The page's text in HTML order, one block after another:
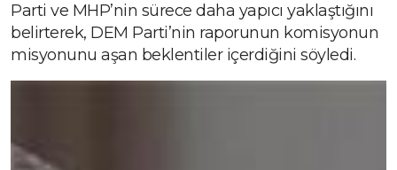
Parti ve MHP’nin sürece daha yapıcı yaklaştığını
belirterek, DEM Parti’nin raporunun komisyonun
misyonunu aşan beklentiler içerdiğini söyledi.